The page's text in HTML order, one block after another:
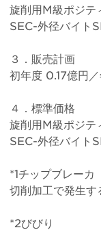
旋削用M級ポジテ
SEC-外径バイト
３．販売計画
初年度 0.17億円
４．標準価格
旋削用M級ポジ
SEC-外径バイト
*1チップブレーカ
切削加工で発生す
*2びびり